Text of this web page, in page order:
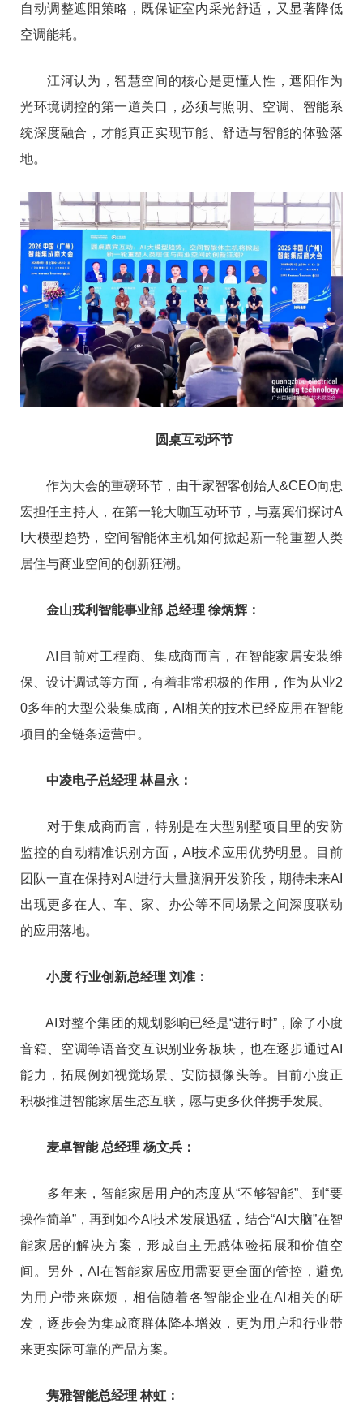
自动调整遮阳策略，既保证室内采光舒适，又显著降低
空调能耗。
江河认为，智慧空间的核心是更懂人性，遮阳作为
光环境调控的第一道关口，必须与照明、空调、智能系
统深度融合，才能真正实现节能、舒适与智能的体验落
地。
圆桌互动环节
作为大会的重磅环节，由千家智客创始人&CEO向忠
宏担任主持人，在第一轮大咖互动环节，与嘉宾们探讨A
I大模型趋势，空间智能体主机如何掀起新一轮重塑人类
居住与商业空间的创新狂潮。
金山戎利智能事业部 总经理 徐炳辉：
AI目前对工程商、集成商而言，在智能家居安装维
保、设计调试等方面，有着非常积极的作用，作为从业2
0多年的大型公装集成商，AI相关的技术已经应用在智能
项目的全链条运营中。
中凌电子总经理 林昌永：
对于集成商而言，特别是在大型别墅项目里的安防
监控的自动精准识别方面，AI技术应用优势明显。目前
团队一直在保持对AI进行大量脑洞开发阶段，期待未来AI
出现更多在人、车、家、办公等不同场景之间深度联动
的应用落地。
小度 行业创新总经理 刘准：
AI对整个集团的规划影响已经是“进行时”，除了小度
音箱、空调等语音交互识别业务板块，也在逐步通过AI
能力，拓展例如视觉场景、安防摄像头等。目前小度正
积极推进智能家居生态互联，愿与更多伙伴携手发展。
麦卓智能 总经理 杨文兵：
多年来，智能家居用户的态度从“不够智能”、到“要
操作简单”，再到如今AI技术发展迅猛，结合“AI大脑”在智
能家居的解决方案，形成自主无感体验拓展和价值空
间。另外，AI在智能家居应用需要更全面的管控，避免
为用户带来麻烦，相信随着各智能企业在AI相关的研
发，逐步会为集成商群体降本增效，更为用户和行业带
来更实际可靠的产品方案。
隽雅智能总经理 林虹：